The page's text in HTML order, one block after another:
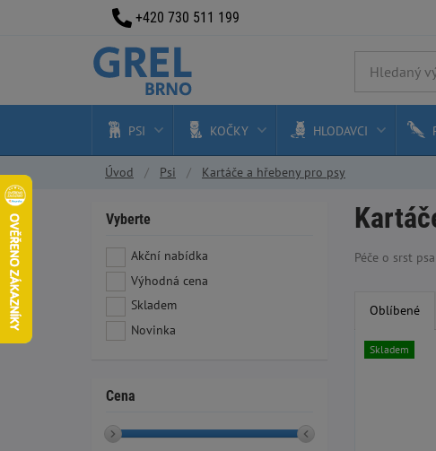
PSI KOČKY HLODAVCI
Úvod Psi Kartáče a hřebeny pro psy
Péče o srst
Oblíbené
Skladem
Vyberte
Akční nabídka
Výhodná cena
Skladem
Novinka
Cena
+420 730 511 199